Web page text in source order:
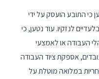
כי התובע הועסק על ידי
הבלעדיים לנזקיו. עוד נטען, כי
העבודה או לאמצעי
אספקת ציוד העבודה
במלואה מוטלת על